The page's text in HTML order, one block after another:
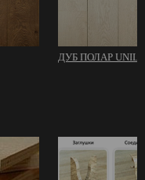
ДУБ ПОЛАР